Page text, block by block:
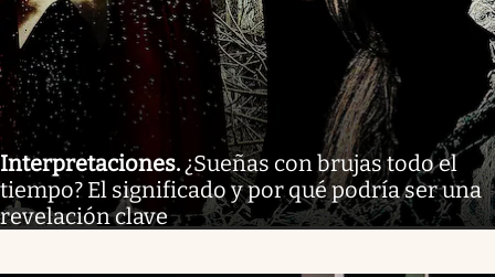
Interpretaciones. ¿Sueñas con brujas todo el
tiempo? El significado y por qué podría ser una
revelación clave